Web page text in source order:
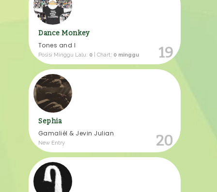
Dance Monkey
Tones and I
Posisi Minggu Lalu: 0 | Chart: 0 minggu 19
Sephia
Gamaliél & Jevin Julian
New Entry 20